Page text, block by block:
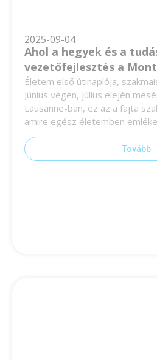
2025-09-04
Ahol a hegyek és a
vezetőfejlesztés a
Életem első útinaplója,
Június végén, július elején
Lausanne-ban, ez az a fajta
amire egész életemben
Tovább